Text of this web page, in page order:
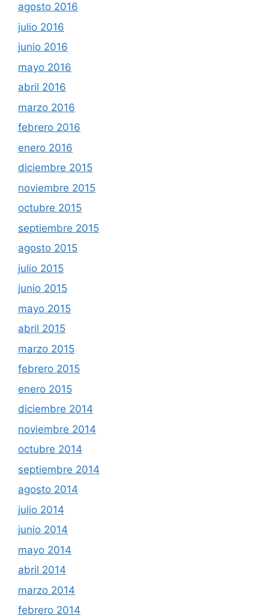
agosto 2016
julio 2016
junio 2016
mayo 2016
abril 2016
marzo 2016
febrero 2016
enero 2016
diciembre 2015
noviembre 2015
octubre 2015
septiembre 2015
agosto 2015
julio 2015
junio 2015
mayo 2015
abril 2015
marzo 2015
febrero 2015
enero 2015
diciembre 2014
noviembre 2014
octubre 2014
septiembre 2014
agosto 2014
julio 2014
junio 2014
mayo 2014
abril 2014
marzo 2014
febrero 2014